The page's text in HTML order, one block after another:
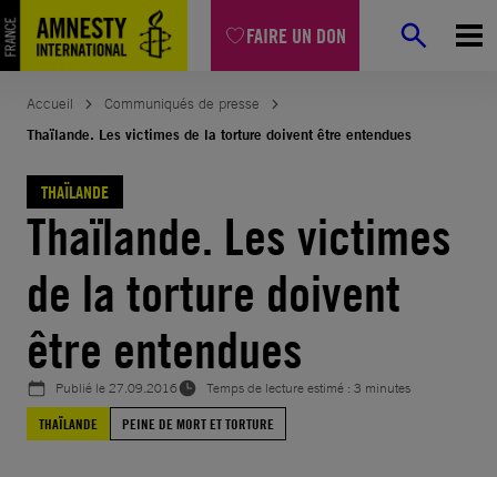
FAIRE UN DON
Aller
au
contenu
Accueil
Communiqués de presse
Thaïlande. Les victimes de la torture doivent être entendues
THAÏLANDE
Thaïlande. Les victimes
de la torture doivent
être entendues
Publié le27.09.2016
Temps de lecture estimé : 3 minutes
THAÏLANDE
PEINE DE MORT ET TORTURE